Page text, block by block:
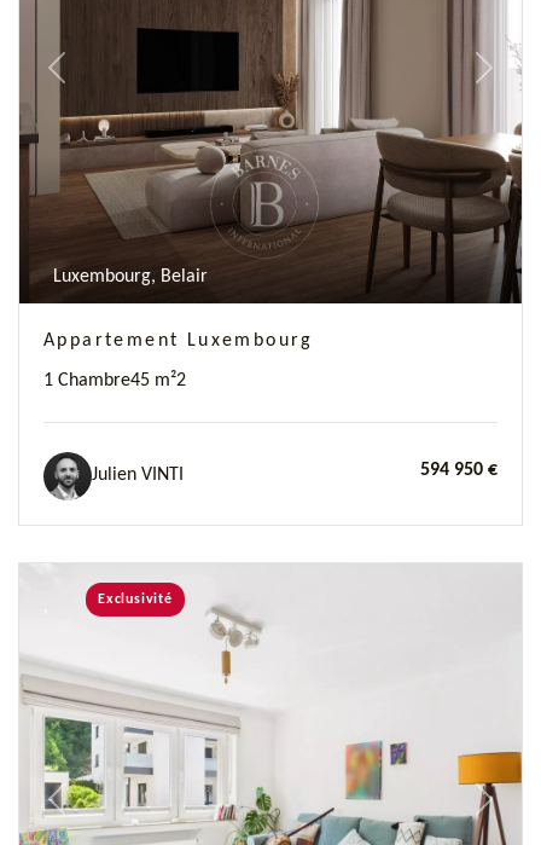
Previous Next
Luxembourg, Belair
Appartement Luxembourg
1 Chambre45 m²2
Julien VINTI 594 950 €
Previous Next
Exclusivité